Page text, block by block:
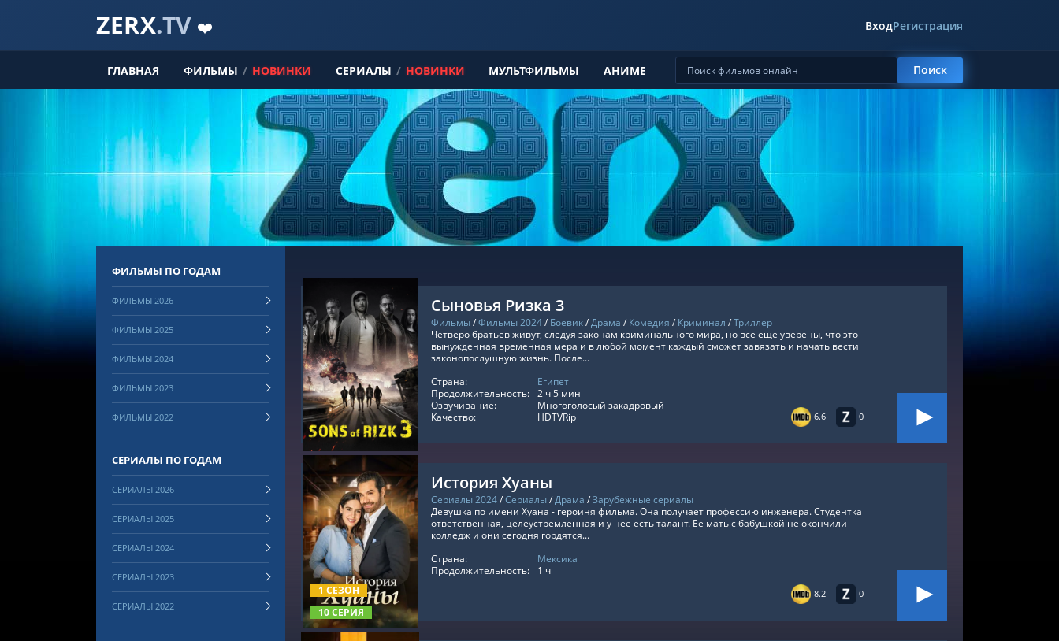
ZERX.TV ❤️ ВходРегистрация
ГЛАВНАЯ ФИЛЬМЫ / НОВИНКИ СЕРИАЛЫ / НОВИНКИ МУЛЬТФИЛЬМЫ АНИМЕ Поиск
СМОТРЕТЬ ОНЛАЙН
Сыновья Ризка 3
Фильмы/Фильмы 2024/ Боевик/Драма / Комедия / Криминал /Триллер
6.6 0
Четверо братьев живут, следуя законам криминального мира, но все еще уверены, что это
вынужденная временная мера и в любой момент каждый сможет завязать и начать вести
законопослушную жизнь. После...
Страна:
Египет
Продолжительность: 2 ч 5 мин
Озвучивание:
Многоголосый закадровый
Качество:
HDTVRip
1 СЕЗОН
10 СЕРИЯ
СМОТРЕТЬ ОНЛАЙН
История Хуаны
Сериалы 2024/Сериалы/Драма /Зарубежные сериалы
8.2 0
Девушка по имени Хуана - героиня фильма. Она получает профессию инженера. Студентка
ответственная, целеустремленная и у нее есть талант. Ее мать с бабушкой не окончили
колледж и они сегодня гордятся...
Страна:
Мексика
Продолжительность:
1 ч
ФИЛЬМЫ ПО ГОДАМ
ФИЛЬМЫ 2026
ФИЛЬМЫ 2025
ФИЛЬМЫ 2024
ФИЛЬМЫ 2023
ФИЛЬМЫ 2022
СЕРИАЛЫ ПО ГОДАМ
СЕРИАЛЫ 2026
СЕРИАЛЫ 2025
СЕРИАЛЫ 2024
СЕРИАЛЫ 2023
СЕРИАЛЫ 2022